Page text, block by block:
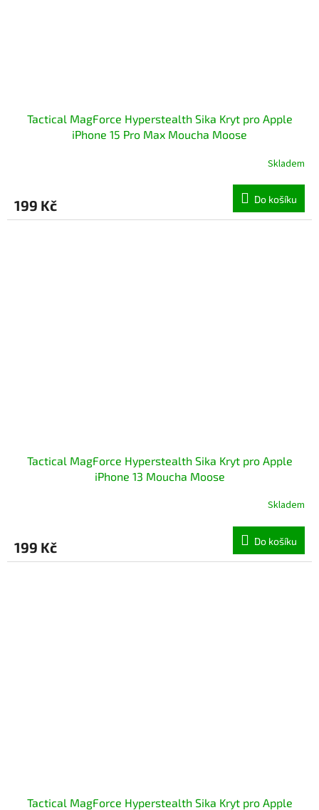
Tactical MagForce Hyperstealth Sika Kryt pro Apple
iPhone 15 Pro Max Moucha Moose
Skladem
199 Kč Do košíku
Tactical MagForce Hyperstealth Sika Kryt pro Apple
iPhone 13 Moucha Moose
Skladem
199 Kč Do košíku
Tactical MagForce Hyperstealth Sika Kryt pro Apple